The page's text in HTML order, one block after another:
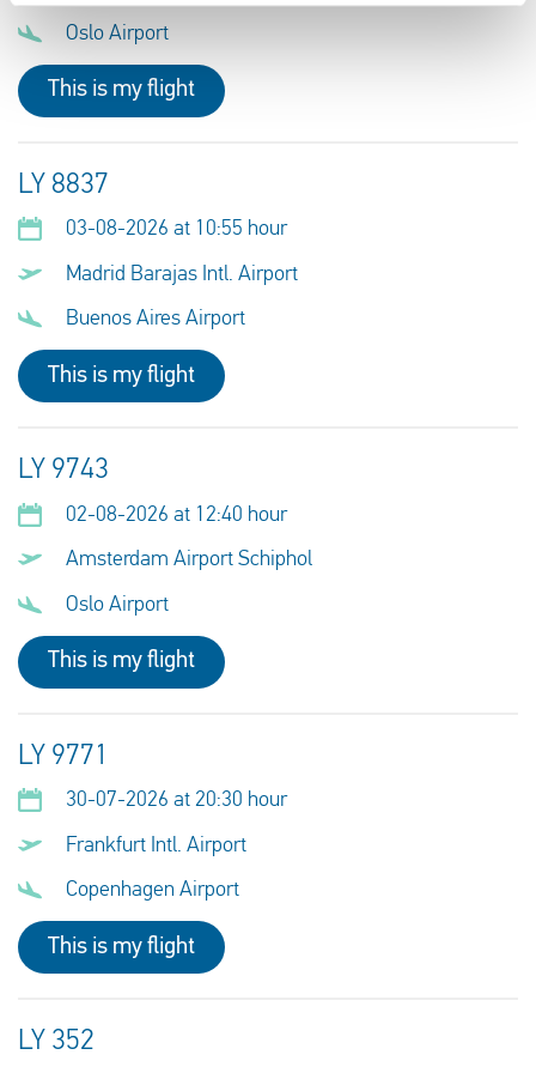
Oslo Airport
This is my flight
LY 8837
03-08-2026 at 10:55 hour
Madrid Barajas Intl. Airport
Buenos Aires Airport
This is my flight
LY 9743
02-08-2026 at 12:40 hour
Amsterdam Airport Schiphol
Oslo Airport
This is my flight
LY 9771
30-07-2026 at 20:30 hour
Frankfurt Intl. Airport
Copenhagen Airport
This is my flight
LY 352